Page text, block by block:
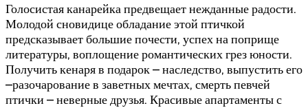
Голосистая канарейка предвещает нежданные радости.
Молодой сновидице обладание этой птичкой
предсказывает большие почести, успех на поприще
литературы, воплощение романтических грез юности.
Получить кенаря в подарок – наследство, выпустить его
–разочарование в заветных мечтах, смерть певчей
птички – неверные друзья. Красивые апартаменты с